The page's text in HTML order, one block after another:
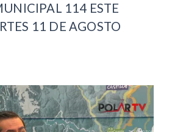
114 ESTE
11 DE AGOSTO